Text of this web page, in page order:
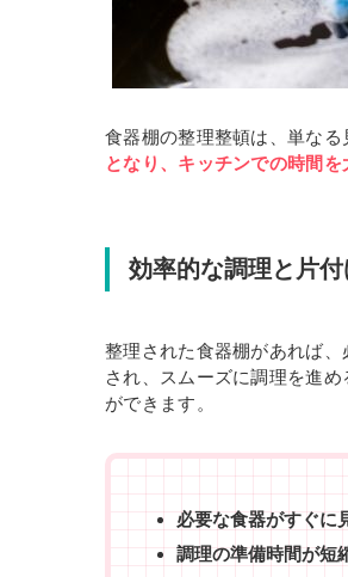
食器棚の整理整頓は、単なる
となり、キッチンでの時間
効率的な調理と片
整理された食器棚があれば
され、スムーズに調理を進
ができます。
必要な食器がすぐに
調理の準備時間が短